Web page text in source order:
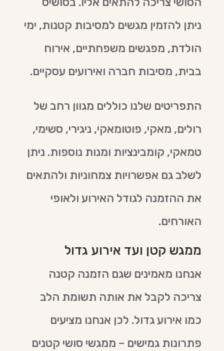
ניתן להזמין מגשים למסיבות קטנות, ימי
הולדת, מפגשים משפחתיים, אירוח
בבית, מסיבות חברה ואירועים עסקיים.
התפריטים שלנו כוללים מגוון רחב של
רולים, מאקי, פוטומאקי, ניגירי, סשימי,
טמאקי, קומבינציות ומנות נוספות. ניתן
לשלב גם אפשרויות צמחוניות ולהתאים
את ההזמנה לגודל האירוע ולאופי
האורחים.
ממגש קטן ועד אירוע גדול
אנחנו מאמינים שגם הזמנה קטנה
צריכה לקבל את אותה תשומת הלב
כמו אירוע גדול. לכן אנחנו מציעים
פתרונות גמישים – ממגשי סושי קטנים